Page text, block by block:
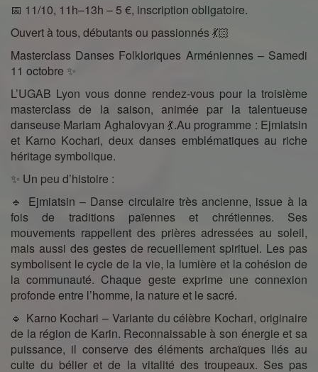
📅 11/10, 11h–13h – 5 €, inscription obligatoire.
Ouvert à tous, débutants ou passionnés 💃🏻
Masterclass Danses Folkloriques Arméniennes – Samedi
11 octobre ✨
L’UGAB Lyon vous donne rendez-vous pour la troisième
masterclass de la saison, animée par la talentueuse
danseuse Mariam Aghalovyan 💃.Au programme : Ejmiatsin
et Karno Kochari, deux danses emblématiques au riche
héritage symbolique.
✨ Un peu d’histoire :
🔹 Ejmiatsin – Danse circulaire très ancienne, issue à la
fois de traditions païennes et chrétiennes. Ses
mouvements rappellent des prières adressées au soleil,
mais aussi des gestes de recueillement spirituel. Les pas
symbolisent le cycle de la vie, la lumière et la cohésion de
la communauté. Chaque geste exprime une connexion
profonde entre l’homme, la nature et le sacré.
🔹 Karno Kochari – Variante du célèbre Kochari, originaire
de la région de Karin. Reconnaissable à son énergie et sa
puissance, il conserve des éléments archaïques liés au
culte du bélier et de la vitalité des troupeaux. Ses pas